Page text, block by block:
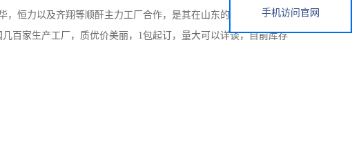
恒力以及齐翔等顺酐主力工厂合作，是其在山东的主要经销商之
百家生产工厂，质优价美丽，1包起订，量大可以详谈，目前库存
手机访问官网